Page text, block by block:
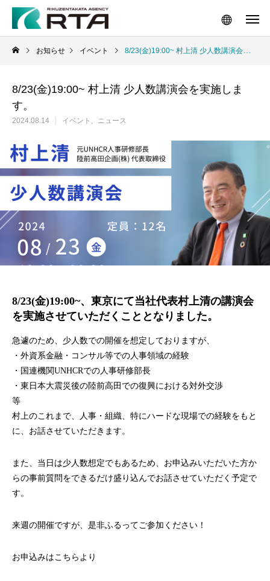
お知らせ イベント 8/23(金)19:00~ 村上清 少人数講演会を実施します。
8/23(金)19:00~ 村上清 少人数講演会を実施しま
す。
2024.08.14 イベント ニュース
8/23(金)19:00~、東京にて当社代表村上清の講演会
を実施させていただくこととなりました。
急遽のため、少人数での開催を想定しておりますが、
・外資系金融・コンサル等での人事領域の経験
・国連機関UNHCRでの人事研修部長
・東日本大震災後の陸前高田での復興における対外交渉
等
村上のこれまで、人事・組織、特にハードな現場での経験をもと
に、お話させていただきます。
また、当日は少人数想定でもあるため、お申込みいただいた方か
らの事前質問をできるだけ盛り込んでお話させていただく予定で
す。
来週の開催ですが、是非ふるってご参加ください！
お申込みはこちらより